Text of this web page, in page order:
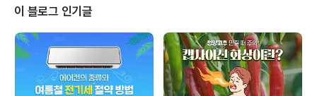
알아볼까요? ● 검색과 동기 찬스 먼저! 질문은 적재적소에
딱 한 번만! 사수에게 질문을 하기 전, 자신이 할 수 있는 최
대치의 노력을 해야겠죠. 우선 기존의 보고서를 확인하고,
회사 인트라넷을 꼼꼼히 찾아봐야 해요. 인터넷을 검색해
보거나 같은 직종 사람들이 활동중인 오픈채팅방, 커뮤니
티 등을 활용하는 것도 좋은 방..
이 블로그 인기글